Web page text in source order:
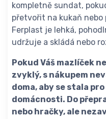
kompletně sundat,
přetvořit na kukaň nebo
Ferplast je lehká,
udržuje a skládá nebo
Pokud Váš mazlíček
zvyklý, s nákupem
doma, aby se stala
domácnosti. Do
nebo hračky, ale